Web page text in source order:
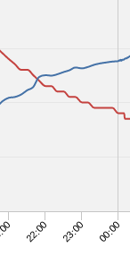
22:00 23:00 00:00